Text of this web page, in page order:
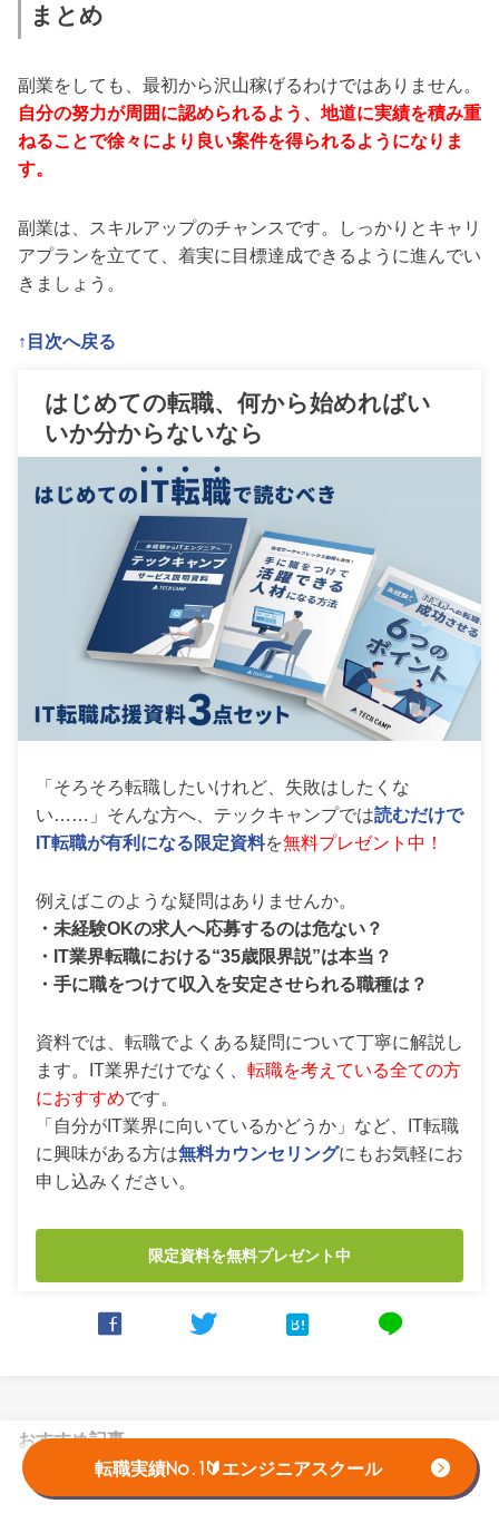
転職実績No.1🔰エンジニアスクール
まとめ
副業をしても、最初から沢山稼げるわけではありません。
自分の努力が周囲に認められるよう、地道に実績を積み重
ねることで徐々により良い案件を得られるようになりま
す。
副業は、スキルアップのチャンスです。
しっかりとキャリ
アプランを立てて、着実に目標達成できるように進んでい
きましょう。
↑目次へ戻る
はじめての転職、何から始めればい
いか分からないなら
「そろそろ転職したいけれど、失敗はしたくな
い……」そんな方へ、テックキャンプでは読むだけで
IT転職が有利になる限定資料を無料プレゼント中！
例えばこのような疑問はありませんか。
・未経験OKの求人へ応募するのは危ない？
・IT業界転職における“35歳限界説”は本当？
・手に職をつけて収入を安定させられる職種は？
資料では、転職でよくある疑問について丁寧に解説し
ます。IT業界だけでなく、 転職を考えている全ての方
におすすめです。
「自分がIT業界に向いているかどうか」など、IT転職
に興味がある方は無料カウンセリングにもお気軽にお
申し込みください。
限定資料を無料プレゼント中
   line
おすすめ記事
未経験からプログラミングに挑戦！修行期間を乗
り越え年収1000万円超えのITエンジニアへ